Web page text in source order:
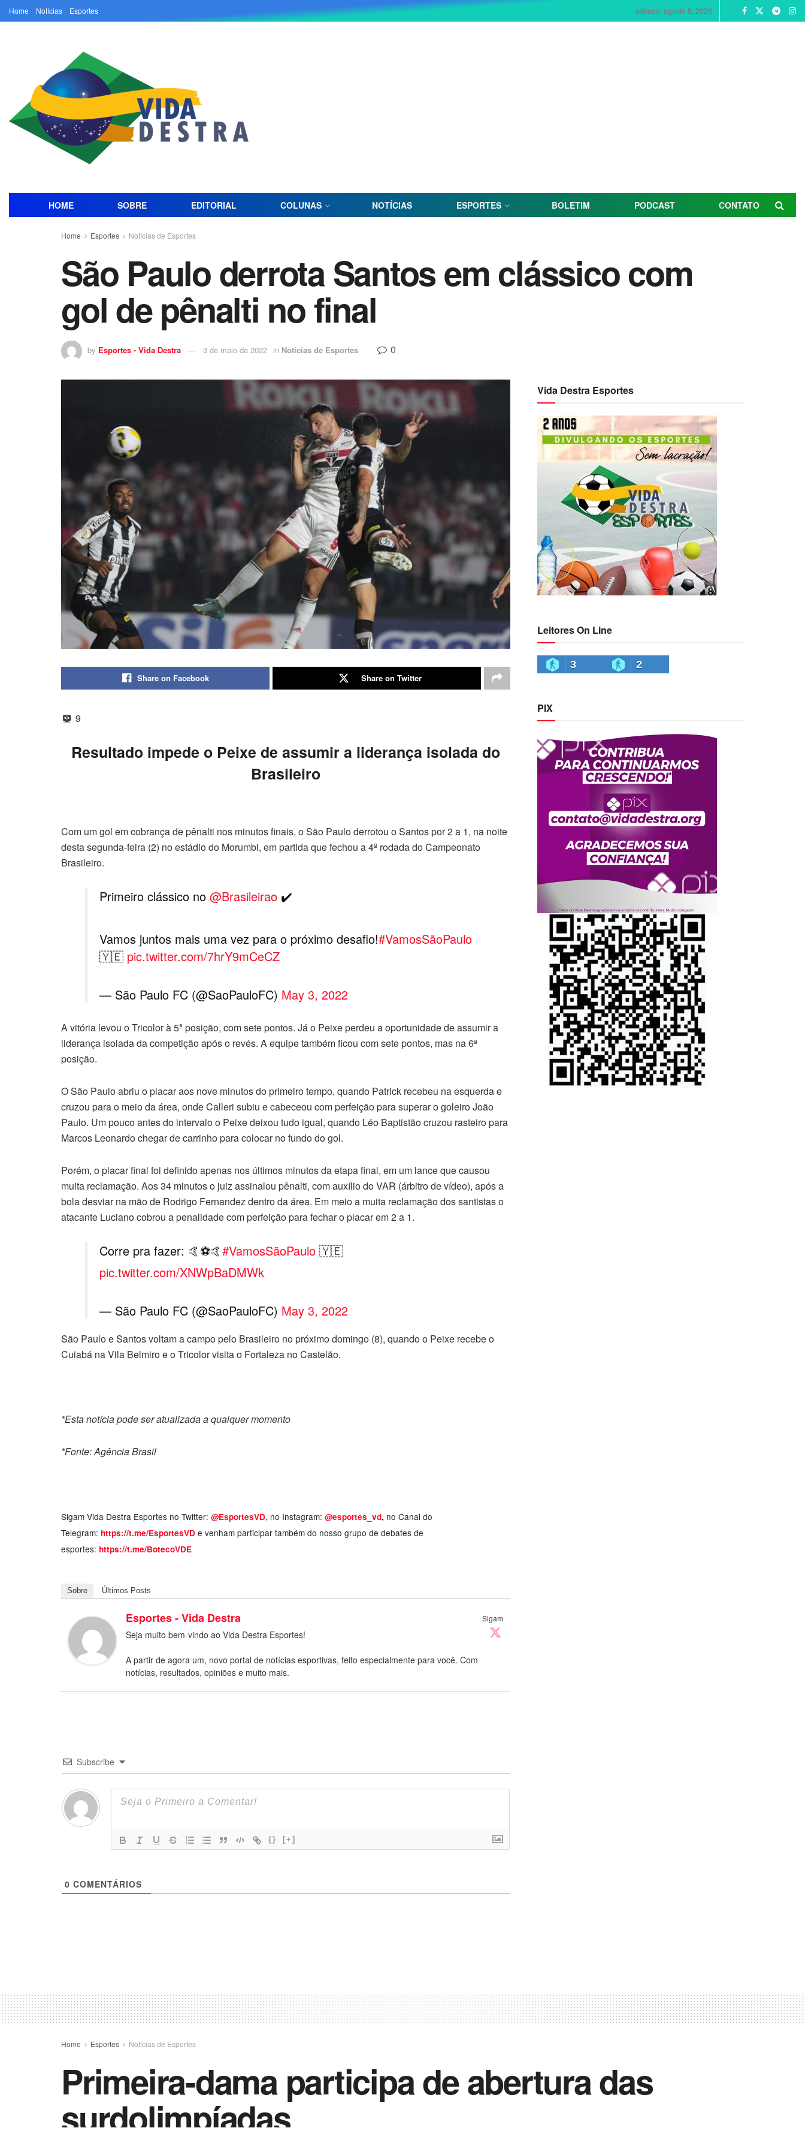
Home Notícias Esportes sábado, agosto 8, 2026
HOME SOBRE EDITORIAL COLUNAS NOTÍCIAS ESPORTES BOLETIM PODCAST CONTATO
Home Esportes Notícias de Esportes
São Paulo derrota Santos em clássico com
gol de pênalti no final
by Esportes - Vida Destra 3 de maio de 2022 in Notícias de Esportes 0
Share on Facebook Share on Twitter
9
Resultado impede o Peixe de assumir a liderança isolada do
Brasileiro
Com um gol em cobrança de pênalti nos minutos finais, o São Paulo derrotou o Santos por 2 a 1, na noite
desta segunda-feira (2) no estádio do Morumbi, em partida que fechou a 4ª rodada do Campeonato
Brasileiro.
Primeiro clássico no @Brasileirao ✔️
Vamos juntos mais uma vez para o próximo desafio!#VamosSãoPaulo
🇾🇪 pic.twitter.com/7hrY9mCeCZ
— São Paulo FC (@SaoPauloFC) May 3, 2022
A vitória levou o Tricolor à 5ª posição, com sete pontos. Já o Peixe perdeu a oportunidade de assumir a
liderança isolada da competição após o revés. A equipe também ficou com sete pontos, mas na 6ª
posição.
O São Paulo abriu o placar aos nove minutos do primeiro tempo, quando Patrick recebeu na esquerda e
cruzou para o meio da área, onde Calleri subiu e cabeceou com perfeição para superar o goleiro João
Paulo. Um pouco antes do intervalo o Peixe deixou tudo igual, quando Léo Baptistão cruzou rasteiro para
Marcos Leonardo chegar de carrinho para colocar no fundo do gol.
Porém, o placar final foi definido apenas nos últimos minutos da etapa final, em um lance que causou
muita reclamação. Aos 34 minutos o juiz assinalou pênalti, com auxílio do VAR (árbitro de vídeo), após a
bola desviar na mão de Rodrigo Fernandez dentro da área. Em meio a muita reclamação dos santistas o
atacante Luciano cobrou a penalidade com perfeição para fechar o placar em 2 a 1.
Corre pra fazer: 🤙⚽️🤙#VamosSãoPaulo 🇾🇪
pic.twitter.com/XNWpBaDMWk
— São Paulo FC (@SaoPauloFC) May 3, 2022
São Paulo e Santos voltam a campo pelo Brasileiro no próximo domingo (8), quando o Peixe recebe o
Cuiabá na Vila Belmiro e o Tricolor visita o Fortaleza no Castelão.
*Esta notícia pode ser atualizada a qualquer momento
*Fonte: Agência Brasil
Sigam Vida Destra Esportes no Twitter: @EsportesVD, no Instagram: @esportes_vd, no Canal do
Telegram: https://t.me/EsportesVD e venham participar também do nosso grupo de debates de
esportes: https://t.me/BotecoVDE
Sobre Últimos Posts
Sigam
Esportes - Vida Destra
Seja muito bem-vindo ao Vida Destra Esportes!
A partir de agora um, novo portal de notícias esportivas, feito especialmente para você. Com
notícias, resultados, opiniões e muito mais.
Subscribe
{} [+]
0 COMENTÁRIOS
Vida Destra Esportes
Leitores On Line
3 2
PIX
Home Esportes Notícias de Esportes
Primeira-dama participa de abertura das
surdolimpíadas